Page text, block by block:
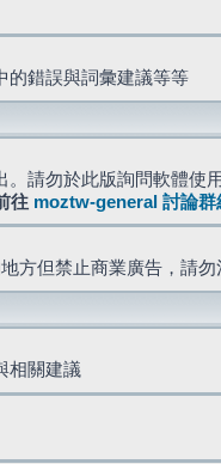
的錯誤與詞彙建議等等
請勿於此版詢問軟體使
往 moztw-general 討論群
方但禁止商業廣告，請勿
相關建議